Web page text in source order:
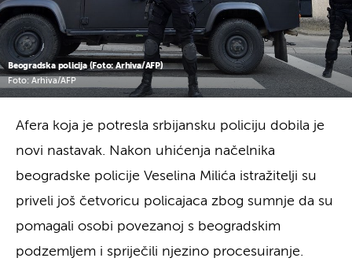
Beogradska policija (Foto: Arhiva/AFP)
Foto: Arhiva/AFP
Afera koja je potresla srbijansku policiju dobila je
novi nastavak. Nakon uhićenja načelnika
beogradske policije Veselina Milića istražitelji su
priveli još četvoricu policajaca zbog sumnje da su
pomagali osobi povezanoj s beogradskim
podzemljem i spriječili njezino procesuiranje.